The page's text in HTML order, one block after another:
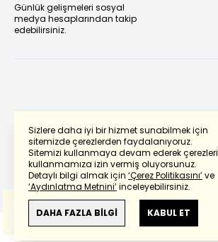
Sizlere daha iyi bir hizmet sunabilmek için
sitemizde çerezlerden faydalanıyoruz.
Sitemizi kullanmaya devam ederek çerezleri
kullanmamıza izin vermiş oluyorsunuz.
Detaylı bilgi almak için ‘Çerez Politikasını’ve
‘Aydınlatma Metnini’inceleyebilirsiniz.
DAHA FAZLA BİLGİ KABUL ET
Günlük gelişmeleri sosyal
medya hesaplarından takip
edebilirsiniz.
Powered by Translate
Bu çevirideGoogle Transletekullanılmıştır.
Anlam ve çeviri hatalarından
haberturk.com
sorumlu değildir.